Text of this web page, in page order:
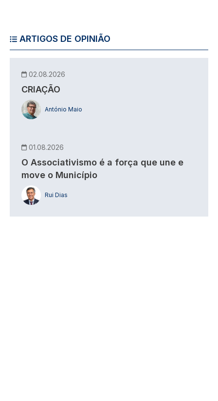
ARTIGOS DE OPINIÃO
02.08.2026
CRIAÇÃO
António Maio
01.08.2026
O Associativismo é a força que une e
move o Município
Rui Dias